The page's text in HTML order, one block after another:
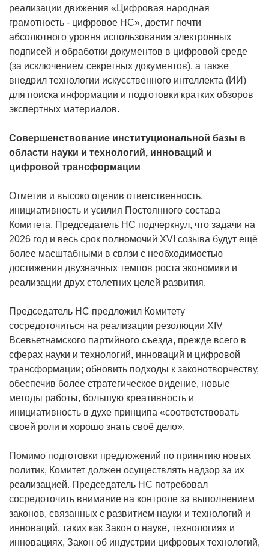
реализации движения «Цифровая народная
грамотность - цифровое НС», достиг почти
абсолютного уровня использования электронных
подписей и обработки документов в цифровой среде
(за исключением секретных документов), а также
внедрил технологии искусственного интеллекта (ИИ)
для поиска информации и подготовки кратких обзоров
экспертных материалов.
Совершенствование институциональной базы в
области науки и технологий, инноваций и
цифровой трансформации
Отметив и высоко оценив ответственность,
инициативность и усилия Постоянного состава
Комитета, Председатель НС подчеркнул, что задачи на
2026 год и весь срок полномочий XVI созыва будут ещё
более масштабными в связи с необходимостью
достижения двузначных темпов роста экономики и
реализации двух столетних целей развития.
Председатель НС предложил Комитету
сосредоточиться на реализации резолюции XIV
Всевьетнамского партийного съезда, прежде всего в
сферах науки и технологий, инноваций и цифровой
трансформации; обновить подходы к законотворчеству,
обеспечив более стратегическое видение, новые
методы работы, большую креативность и
инициативность в духе принципа «соответствовать
своей роли и хорошо знать своё дело».
Помимо подготовки предложений по принятию новых
политик, Комитет должен осуществлять надзор за их
реализацией. Председатель НС потребовал
сосредоточить внимание на контроле за выполнением
законов, связанных с развитием науки и технологий и
инноваций, таких как Закон о науке, технологиях и
инновациях, Закон об индустрии цифровых технологий,